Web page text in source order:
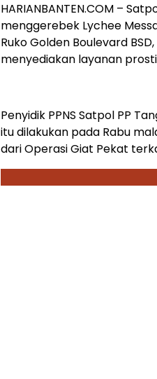
HARIANBANTEN.COM –
menggerebek Lychee
Ruko Golden Boulevard
menyediakan layanan
Penyidik PPNS Satpol PP
itu dilakukan pada Rabu
dari Operasi Giat Pekat